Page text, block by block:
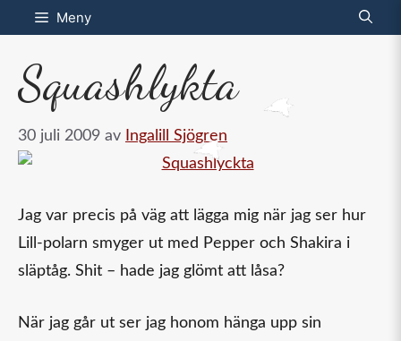
Hoppa
till
innehåll
Meny
Squashlykta
30 juli 2009 av Ingalill Sjögren
Jag var precis på väg att lägga mig när jag ser hur
Lill-polarn smyger ut med Pepper och Shakira i
släptåg. Shit – hade jag glömt att låsa?
När jag går ut ser jag honom hänga upp sin